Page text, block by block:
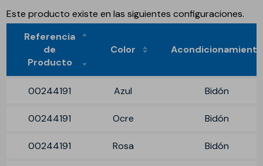
Este producto existe en las siguientes configuraciones.
Referencia
de
Producto
Color Acondicionamiento
00244191 Azul Bidón
00244191 Ocre Bidón
00244191 Rosa Bidón